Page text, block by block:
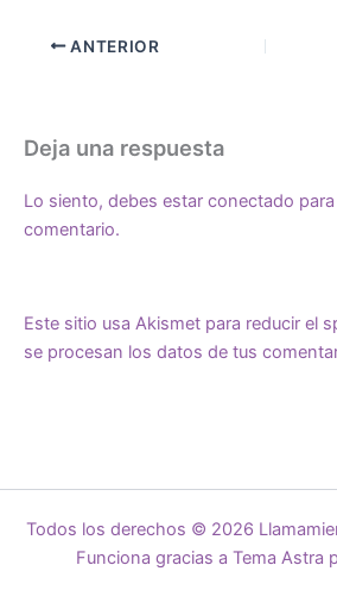
ANTERIOR
Deja una respuesta
Lo siento, debes estar conectado
comentario.
Este sitio usa Akismet para reducir el
se procesan los datos de tus
Todos los derechos © 2026
Funciona gracias a Tema Astra